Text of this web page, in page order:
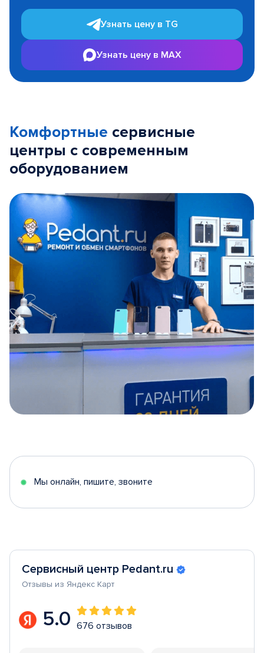
Узнать цену в TG
Узнать цену в MAX
Комфортные сервисные
центры с современным
оборудованием
5
Мы онлайн, пишите, звоните
Сервисный центр Pedant.ru
Отзывы из Яндекс Карт
5.0 676 отзывов